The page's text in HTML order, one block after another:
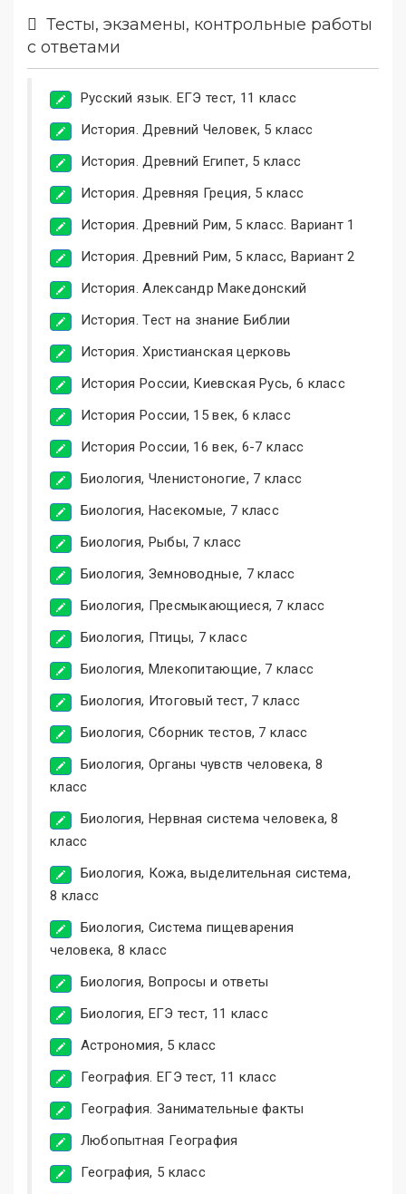
Тесты, экзамены, контрольные работы
с ответами
Русский язык. ЕГЭ тест, 11 класс
История. Древний Человек, 5 класс
История. Древний Египет, 5 класс
История. Древняя Греция, 5 класс
История. Древний Рим, 5 класс. Вариант 1
История. Древний Рим, 5 класс, Вариант 2
История. Александр Македонский
История. Тест на знание Библии
История. Христианская церковь
История России, Киевская Русь, 6 класс
История России, 15 век, 6 класс
История России, 16 век, 6-7 класс
Биология, Членистоногие, 7 класс
Биология, Насекомые, 7 класс
Биология, Рыбы, 7 класс
Биология, Земноводные, 7 класс
Биология, Пресмыкающиеся, 7 класс
Биология, Птицы, 7 класс
Биология, Млекопитающие, 7 класс
Биология, Итоговый тест, 7 класс
Биология, Сборник тестов, 7 класс
Биология, Органы чувств человека, 8
класс
Биология, Нервная система человека, 8
класс
Биология, Кожа, выделительная система,
8 класс
Биология, Система пищеварения
человека, 8 класс
Биология, Вопросы и ответы
Биология, ЕГЭ тест, 11 класс
Астрономия, 5 класс
География. ЕГЭ тест, 11 класс
География. Занимательные факты
Любопытная География
География, 5 класс